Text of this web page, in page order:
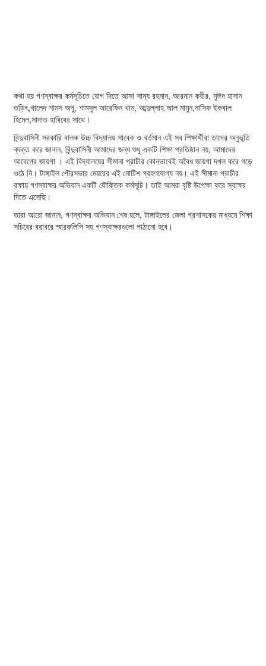
কথা হয় গণস্বাক্ষর কর্মসূচিতে যোগ দিতে আসা সাম্য রহমান, আরমান কবীর, মুঈদ হাসান
তড়িৎ,খালেদ শামস অপু, শামসুল আরেফিন খান, আব্দুল্লাহ আল মামুন,নাসিফ ইকবাল
হিমেল,সাদাত হাবিবের সাথে।
বিন্দুবাসিনী সরকারি বালক উচ্চ বিদ্যালয় সাবেক ও বর্তমান এই সব শিক্ষার্থীরা তাদের অনুভূতি
ব্যক্ত করে জানান, বিন্দুবাসিনী আমাদের জন্য শুধু একটি শিক্ষা প্রতিষ্ঠান নয়, আমাদের
আবেগের জায়গা । এই বিদ্যালয়ের সীমানা প্রাচীর কোনভাবেই অবৈধ জায়গা দখল করে গড়ে
ওঠে নি। টাঙ্গাইল পৌরসভার মেয়রের এই নোটিশ গ্রহণযোগ্য নয়। এই সীমানা প্রাচীর
রক্ষায় গণস্বাক্ষর অভিযান একটি যৌক্তিক কর্মসূচি। তাই আমরা বৃষ্টি উপেক্ষা করে স্বাক্ষর
দিতে এসেছি।
তারা আরো জানান, গণস্বাক্ষর অভিযান শেষ হলে, টাঙ্গাইলের জেলা প্রশাসকের মাধ্যমে শিক্ষা
সচিবের বরাবরে স্মারকলিপি সহ গণস্বাক্ষরগুলো পাঠানো হবে।